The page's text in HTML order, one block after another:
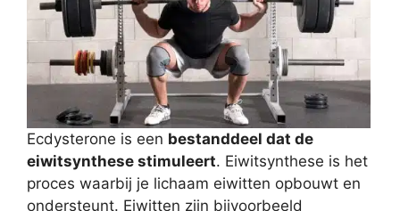
Ecdysterone is een bestanddeel dat de
eiwitsynthese stimuleert. Eiwitsynthese is het
proces waarbij je lichaam eiwitten opbouwt en
ondersteunt. Eiwitten zijn bijvoorbeeld